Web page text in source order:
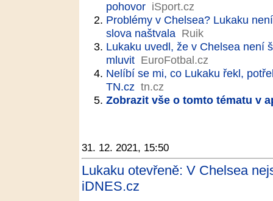
pohovor iSport.cz
Problémy v Chelsea? Lukaku
slova naštvala Ruik
Lukaku uvedl, že v Chelsea není
mluvit EuroFotbal.cz
Nelíbí se mi, co Lukaku řekl,
TN.cz tn.cz
Zobrazit vše o tomto tématu v
31. 12. 2021, 15:50
Lukaku otevřeně: V Chelsea
iDNES.cz